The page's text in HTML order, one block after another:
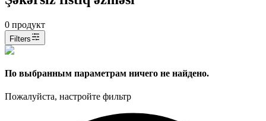
0 продукт
Filters
По выбранным параметрам ничего не найдено.
Пожалуйста, настройте фильтр